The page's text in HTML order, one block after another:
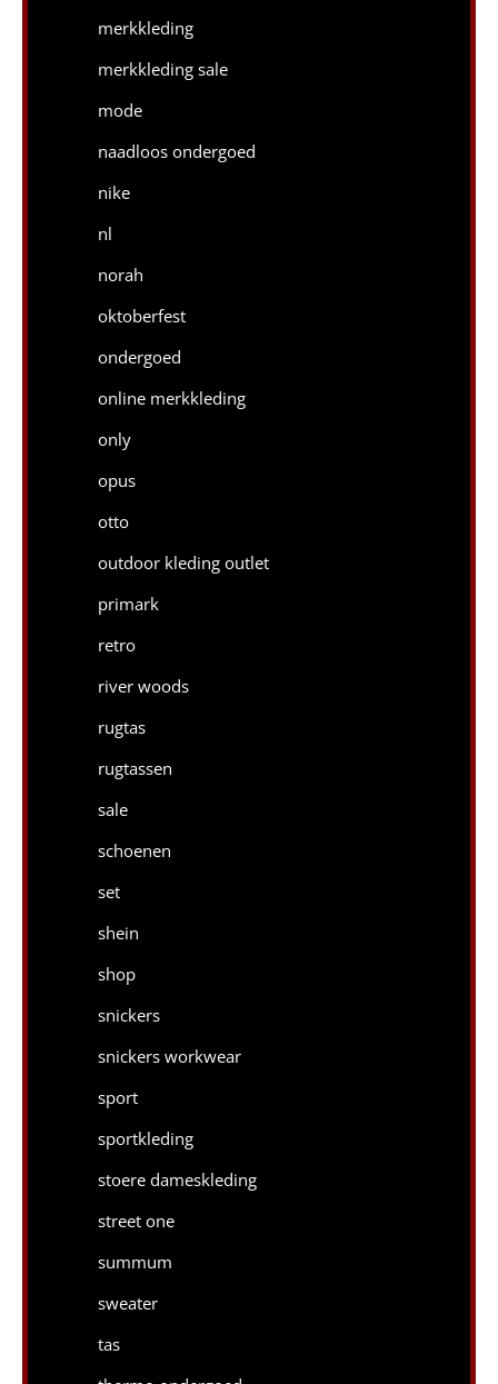
merkkleding
merkkleding sale
mode
naadloos ondergoed
nike
nl
norah
oktoberfest
ondergoed
online merkkleding
only
opus
otto
outdoor kleding outlet
primark
retro
river woods
rugtas
rugtassen
sale
schoenen
set
shein
shop
snickers
snickers workwear
sport
sportkleding
stoere dameskleding
street one
summum
sweater
tas